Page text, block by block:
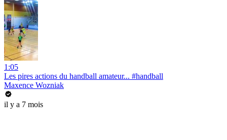
1:05
Les pires actions du handball amateur... #handball
Maxence Wozniak
il y a 7 mois